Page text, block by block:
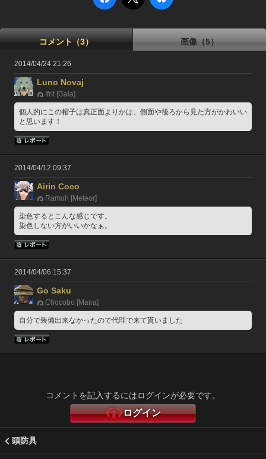
コメント（3） 画像（5）
2014/04/24 21:26
Luno Novaj
Ifrit [Gaia]
個人的にこの帽子は真正面よりかは、側面や後ろから見た方がかわいい
と思います！
2014/04/12 09:37
Airin Coco
Ramuh [Meteor]
染色するとこんな感じです。
染色しない方がいいかなぁ。
2014/04/06 15:37
Go Saku
Chocobo [Mana]
自分で装備出来なかったので代理で来て貰いました
コメントを記入するにはログインが必要です。
ログイン
頭防具